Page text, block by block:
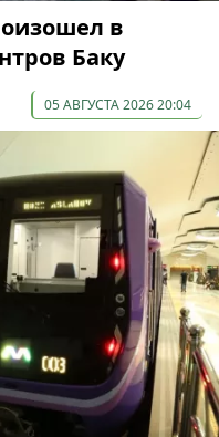
в
Баку
05 АВГУСТА 2026 20:04